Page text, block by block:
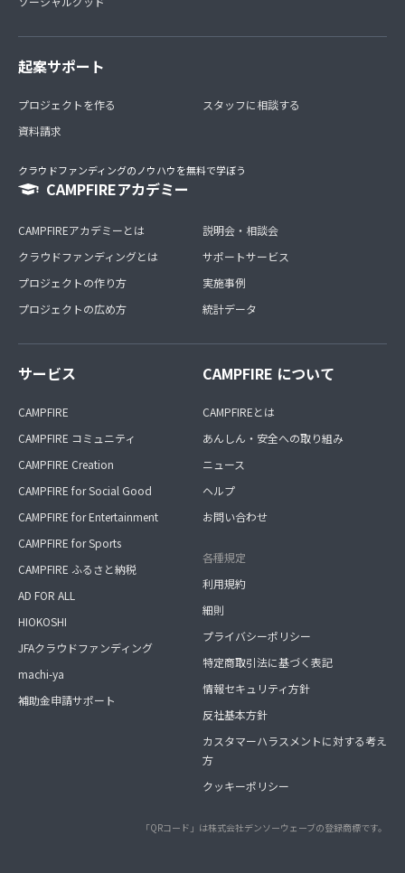
起案サポート
プロジェクトを作る
資料請求
スタッフに相談する
クラウドファンディングのノウハウを無料で学ぼう
CAMPFIREアカデミー
CAMPFIREアカデミーとは
クラウドファンディングとは
プロジェクトの作り方
プロジェクトの広め方
説明会・相談会
サポートサービス
実施事例
統計データ
サービス
CAMPFIRE
CAMPFIRE コミュニティ
CAMPFIRE Creation
CAMPFIRE for Social Good
CAMPFIRE for Entertainment
CAMPFIRE for Sports
CAMPFIRE ふるさと納税
AD FOR ALL
HIOKOSHI
JFAクラウドファンディング
machi-ya
補助金申請サポート
CAMPFIRE について
CAMPFIREとは
あんしん・安全への取り組み
ニュース
ヘルプ
お問い合わせ
各種規定
利用規約
細則
プライバシーポリシー
特定商取引法に基づく表記
情報セキュリティ方針
反社基本方針
カスタマーハラスメントに対する考え
方
クッキーポリシー
「QRコード」は株式会社デンソーウェーブの登録商標です。